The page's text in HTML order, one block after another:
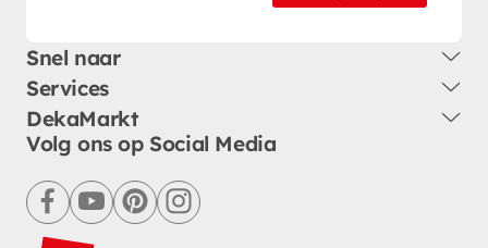
Snel naar
Services
DekaMarkt
Volg ons op Social Media
facebookyoutubepinterestinstagram